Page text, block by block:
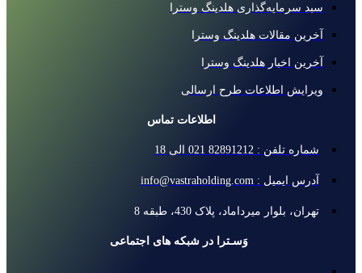
سبد سرمایه‌گذاری هلدینگ وسترا
آخرین مقالات هلدینگ وسترا
آخرین اخبار هلدینگ وسترا
ویرایش اطلاعات طرح ارسالی
اطلاعات تماس
شماره تلفن : 82891212 021 الی 18
آدرس ایمیل : info@vastraholding.com
تهران، بلوار میرداماد، پلاک 430، طبقه 8
وَسـترا در شبکه های اجتماعی